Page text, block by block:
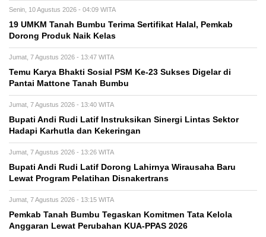
Senin, 10 Agustus 2026 - 04:09 WITA
19 UMKM Tanah Bumbu Terima Sertifikat Halal, Pemkab
Dorong Produk Naik Kelas
Jumat, 7 Agustus 2026 - 13:47 WITA
Temu Karya Bhakti Sosial PSM Ke-23 Sukses Digelar di
Pantai Mattone Tanah Bumbu
Jumat, 7 Agustus 2026 - 13:40 WITA
Bupati Andi Rudi Latif Instruksikan Sinergi Lintas Sektor
Hadapi Karhutla dan Kekeringan
Jumat, 7 Agustus 2026 - 13:26 WITA
Bupati Andi Rudi Latif Dorong Lahirnya Wirausaha Baru
Lewat Program Pelatihan Disnakertrans
Jumat, 7 Agustus 2026 - 13:15 WITA
Pemkab Tanah Bumbu Tegaskan Komitmen Tata Kelola
Anggaran Lewat Perubahan KUA-PPAS 2026